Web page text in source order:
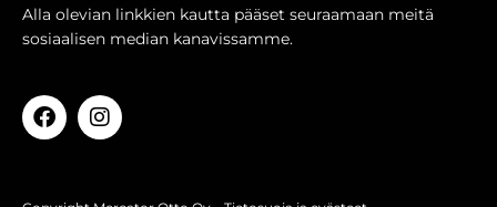
Alla olevian linkkien kautta pääset seuraamaan meitä
sosiaalisen median kanavissamme.